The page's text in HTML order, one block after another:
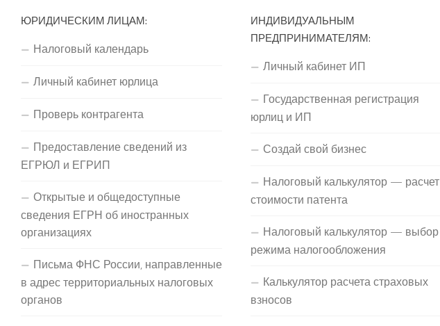
ЮРИДИЧЕСКИМ ЛИЦАМ:
Налоговый календарь
Личный кабинет юрлица
Проверь контрагента
Предоставление сведений из
ЕГРЮЛ и ЕГРИП
Открытые и общедоступные
сведения ЕГРН об иностранных
организациях
Письма ФНС России, направленные
в адрес территориальных налоговых
органов
ИНДИВИДУАЛЬНЫМ
ПРЕДПРИНИМАТЕЛЯМ:
Личный кабинет ИП
Государственная регистрация
юрлиц и ИП
Создай свой бизнес
Налоговый калькулятор — расчет
стоимости патента
Налоговый калькулятор — выбор
режима налогообложения
Калькулятор расчета страховых
взносов